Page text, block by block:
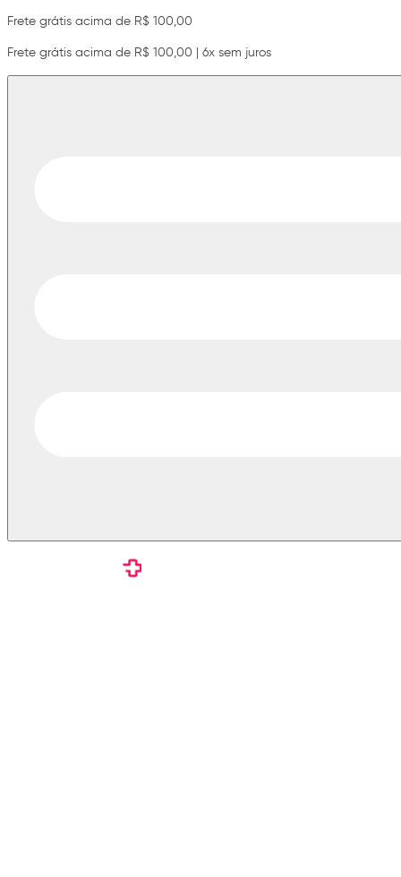
Frete grátis acima de R$ 100,00
Frete grátis acima de R$ 100,00 | 6x sem juros